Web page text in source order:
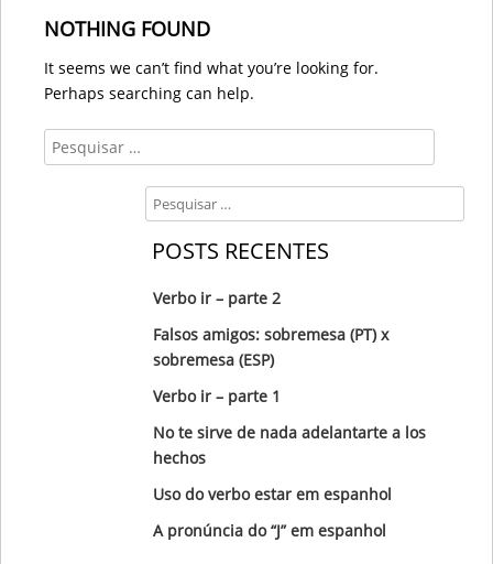
NOTHING FOUND
It seems we can’t find what you’re looking for.
Perhaps searching can help.
Search
Search
POSTS RECENTES
Verbo ir – parte 2
Falsos amigos: sobremesa (PT) x
sobremesa (ESP)
Verbo ir – parte 1
No te sirve de nada adelantarte a los
hechos
Uso do verbo estar em espanhol
A pronúncia do “J” em espanhol